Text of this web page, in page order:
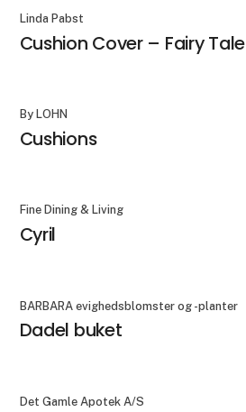
Linda Pabst
Cushion Cover – Fairy Tale
By LOHN
Cushions
Fine Dining & Living
Cyril
BARBARA evighedsblomster og -planter
Dadel buket
Det Gamle Apotek A/S